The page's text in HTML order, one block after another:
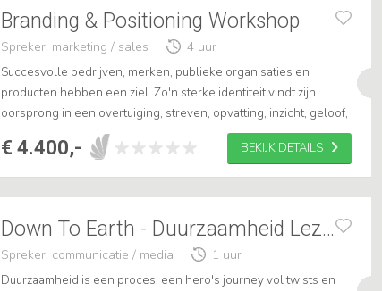
Branding & Positioning Workshop
Spreker, marketing / sales
4 uur
Succesvolle bedrijven, merken, publieke organisaties en
producten hebben een ziel. Zo'n sterke identiteit vindt zijn
oorsprong in een overtuiging, streven, opvatting, inzicht, geloof,
mentaliteit, bijzondere vaardigheid of gedachtegoed. Het...
€ 4.400,- BEKIJK DETAILS
Down To Earth - Duurzaamheid Lezing
Spreker, communicatie / media
1 uur
Duurzaamheid is een proces, een hero's journey vol twists en